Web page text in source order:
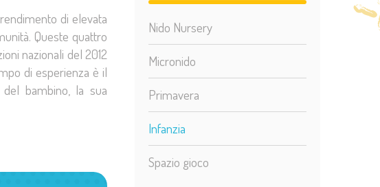
Nido Nursery
Micronido
Primavera
Infanzia
Spazio gioco
di elevata
Queste quattro
nazionali del 2012
di esperienza è il
bambino, la sua